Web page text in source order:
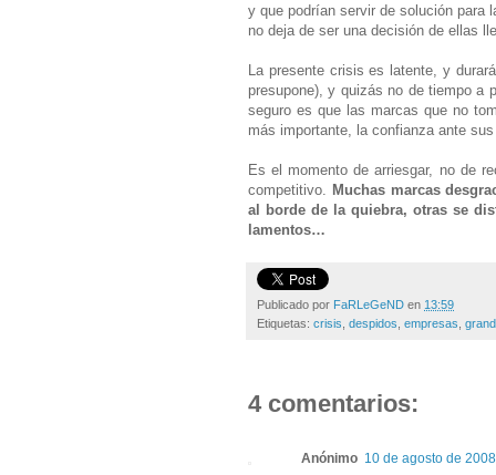
y que podrían servir de solución para
no deja de ser una decisión de ellas
La presente crisis es latente, y
presupone), y quizás no de tiempo a
seguro es que las marcas que no
más importante, la confianza ante
Es el momento de arriesgar, no de
competitivo. Muchas marcas
al borde de la quiebra, otras se
lamentos…
Publicado por FaRLeGeND en 13:59
Etiquetas: crisis despidos empresas
4 comentarios:
Anónimo 10 de agosto de